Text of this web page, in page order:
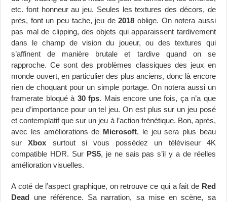
etc. font honneur au jeu. Seules les textures des décors, de
près, font un peu tache, jeu de2018 oblige. On notera aussi
pas mal de clipping, des objets qui apparaissent tardivement
dans le champ de vision du joueur, ou des textures qui
s’affinent de manière brutale et tardive quand on se
rapproche. Ce sont des problèmes classiques des jeux en
monde ouvert, en particulier des plus anciens, donc là encore
rien de choquant pour un simple portage. On notera aussi un
framerate bloqué à 30 fps. Mais encore une fois, ça n’a que
peu d’importance pour un tel jeu. On est plus sur un jeu posé
et contemplatif que sur un jeu à l’action frénétique. Bon, après,
avec les améliorations de Microsoft, le jeu sera plus beau
surXbox surtout si vous possédez un téléviseur 4K
compatible HDR. Sur PS5, je ne sais pas s’il y a de réelles
amélioration visuelles.
A coté de l’aspect graphique, on retrouve ce qui a fait de Red
Dead une référence. Sa narration, sa mise en scène, sa